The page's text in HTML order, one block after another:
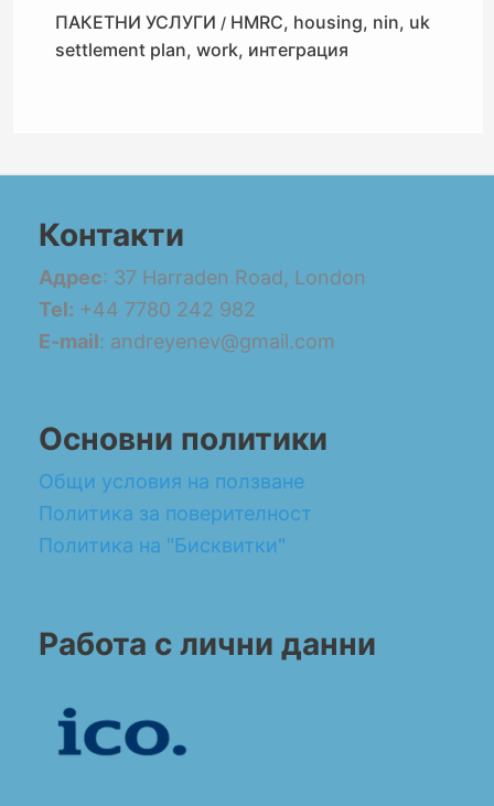
ПАКЕТНИ УСЛУГИ / HMRC, housing, nin, uk
settlement plan,work, интеграция
Контакти
Адрес: 37 Harraden Road, London
Tel: +44 7780 242 982
E-mail: andreyenev@gmail.com
Основни политики
Общи условия на ползване
Политика за поверителност
Политика на "Бисквитки"
Работа с лични данни